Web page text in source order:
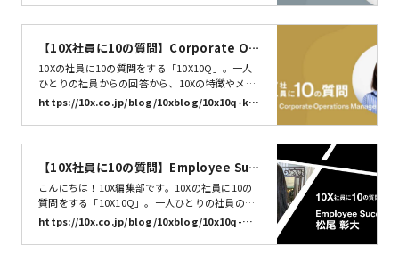
えていただきました。それでは早速いってみまし
ょう。10X10Q、スタート！
【10X社員に10の質問】Corporate Op
erations 川村 優季 | 株式会社10X
10Xの社員に10の質問をする「10X10Q」。一人
ひとりの社員からの回答から、10Xの特徴やメン
バーの特性を知るきっかけになればうれしいで
す。今回は、Corporate Operations 川村 優季
（@mu_yk521)さんに10の質問に答えていただ
きました。それでは早速いってみましょう。10X1
ください川村…
https://10x.co.jp/blog/10xblog/10x10q-ka
【10X社員に10の質問】Employee Suc
cess 松尾 彰大 | 株式会社10X
こんにちは！10X編集部です。10Xの社員に10の
質問をする「10X10Q」。一人ひとりの社員の回
答から、10Xの特徴やメンバーのキャラクターを
知るきっかけになれば嬉しいです。今回はEmplo
yee Successの松尾 彰大さん（@highnumber
https://10x.co.jp/blog/10xblog/10x10q-ma